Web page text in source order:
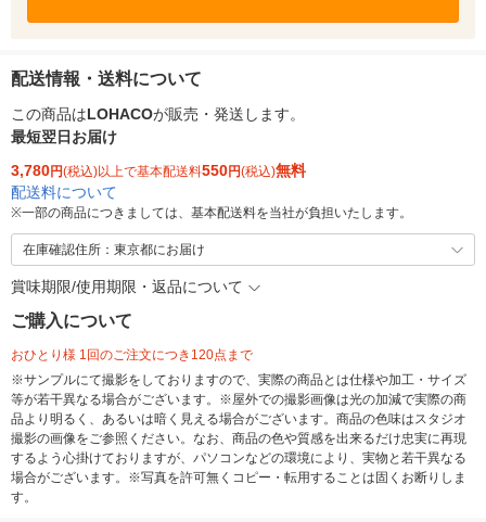
配送情報・送料について
この商品はLOHACOが販売・発送します。
最短翌日お届け
3,780円(税込)以上で基本配送料550円(税込)無料
配送料について
※一部の商品につきましては、基本配送料を当社が負担いたします。
在庫確認住所：東京都にお届け
賞味期限/使用期限・返品について
ご購入について
おひとり様 1回のご注文につき120点まで
※サンプルにて撮影をしておりますので、実際の商品とは仕様や加工・サイズ
等が若干異なる場合がございます。※屋外での撮影画像は光の加減で実際の商
品より明るく、あるいは暗く見える場合がございます。商品の色味はスタジオ
撮影の画像をご参照ください。なお、商品の色や質感を出来るだけ忠実に再現
するよう心掛けておりますが、パソコンなどの環境により、実物と若干異なる
場合がございます。※写真を許可無くコピー・転用することは固くお断りしま
す。